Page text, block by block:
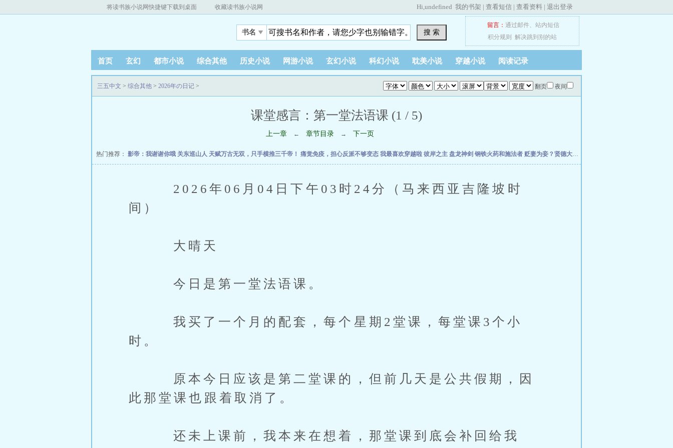
将读书族小说网快捷键下载到桌面 收藏读书族小说网 Hi,undefined 我的书架 | 查看短信 | 查看资料 | 退出登录
书名 搜 索
留言： 通过邮件、 站内短信
积分规则
解决跳到别的站
首页 玄幻 都市小说 综合其他 历史小说 网游小说 玄幻小说 科幻小说 耽美小说 穿越小说 阅读记录
翻页 夜间
三五中文 > 综合其他 > 2026年の日记 >
课堂感言：第一堂法语课 (1 / 5)
上一章 ← 章节目录 → 下一页
热门推荐： 影帝：我谢谢你哦 关东巡山人 天赋万古无双，只手横推三千帝！ 痛觉免疫，担心反派不够变态 我最喜欢穿越啦 彼岸之主 盘龙神剑 钢铁火药和施法者 贬妻为妾？贤德大妇她掀桌了
2026年06月04日下午03时24分（马来西亚吉隆坡时
间）
大晴天
今日是第一堂法语课。
我买了一个月的配套，每个星期2堂课，每堂课3个小
时。
原本今日应该是第二堂课的，但前几天是公共假期，因
此那堂课也跟着取消了。
还未上课前，我本来在想着，那堂课到底会补回给我